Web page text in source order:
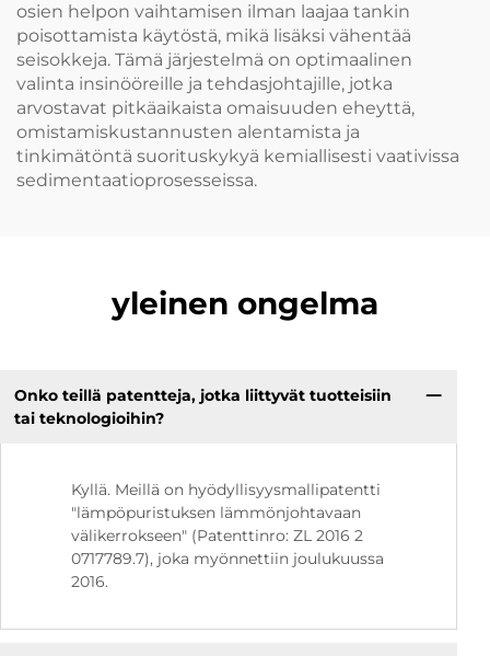
osien helpon vaihtamisen ilman laajaa tankin
poisottamista käytöstä, mikä lisäksi vähentää
seisokkeja. Tämä järjestelmä on optimaalinen
valinta insinööreille ja tehdasjohtajille, jotka
arvostavat pitkäaikaista omaisuuden eheyttä,
omistamiskustannusten alentamista ja
tinkimätöntä suorituskykyä kemiallisesti vaativissa
sedimentaatioprosesseissa.
yleinen ongelma
Onko teillä patentteja, jotka liittyvät tuotteisiin
tai teknologioihin?
Kyllä. Meillä on hyödyllisyysmallipatentti
"lämpöpuristuksen lämmönjohtavaan
välikerrokseen" (Patenttinro: ZL 2016 2
0717789.7), joka myönnettiin joulukuussa
2016.